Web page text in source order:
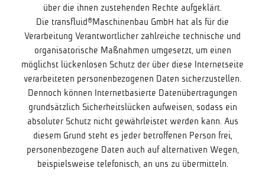
über die ihnen zustehenden Rechte aufgeklärt.
Die transfluid®Maschinenbau GmbH hat als für die
Verarbeitung Verantwortlicher zahlreiche technische und
organisatorische Maßnahmen umgesetzt, um einen
möglichst lückenlosen Schutz der über diese Internetseite
verarbeiteten personenbezogenen Daten sicherzustellen.
Dennoch können Internetbasierte Datenübertragungen
grundsätzlich Sicherheitslücken aufweisen, sodass ein
absoluter Schutz nicht gewährleistet werden kann. Aus
diesem Grund steht es jeder betroffenen Person frei,
personenbezogene Daten auch auf alternativen Wegen,
beispielsweise telefonisch, an uns zu übermitteln.